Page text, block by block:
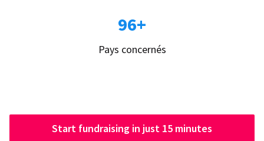
96+
Pays concernés
Start fundraising in just 15 minutes